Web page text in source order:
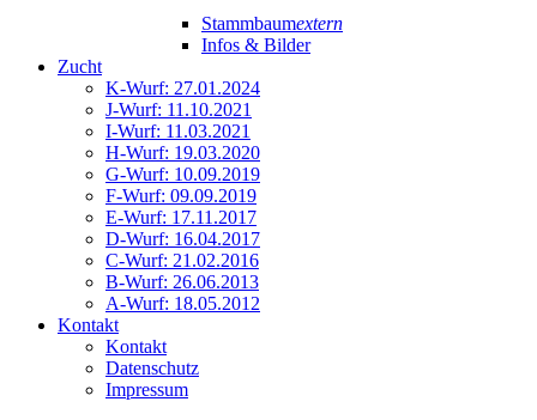
Stammbaumextern
Infos & Bilder
Zucht
K-Wurf: 27.01.2024
J-Wurf: 11.10.2021
I-Wurf: 11.03.2021
H-Wurf: 19.03.2020
G-Wurf: 10.09.2019
F-Wurf: 09.09.2019
E-Wurf: 17.11.2017
D-Wurf: 16.04.2017
C-Wurf: 21.02.2016
B-Wurf: 26.06.2013
A-Wurf: 18.05.2012
Kontakt
Kontakt
Datenschutz
Impressum